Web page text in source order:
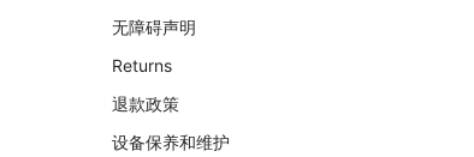
无障碍声明
Returns
退款政策
设备保养和维护